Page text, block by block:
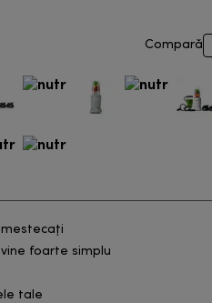
Compară
foarte simplu
tale